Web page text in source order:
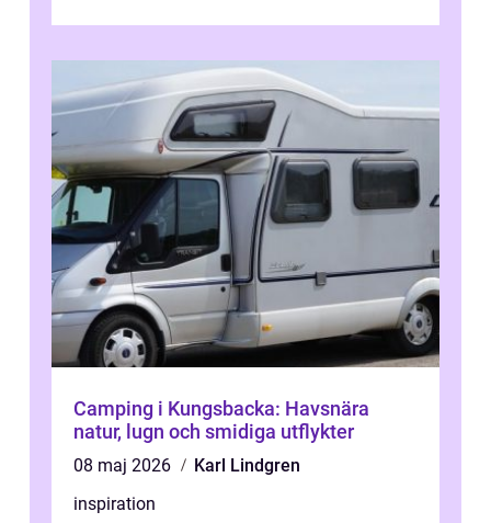
Camping i Kungsbacka: Havsnära
natur, lugn och smidiga utflykter
08 maj 2026
Karl Lindgren
inspiration